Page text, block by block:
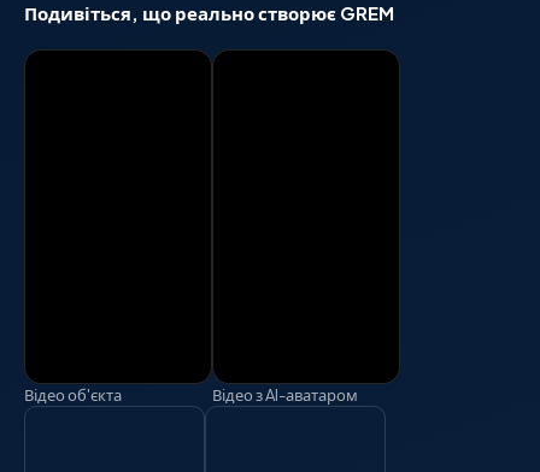
Подивіться, що реально створює GREM
Відео об'єкта Відео з AI-аватаром